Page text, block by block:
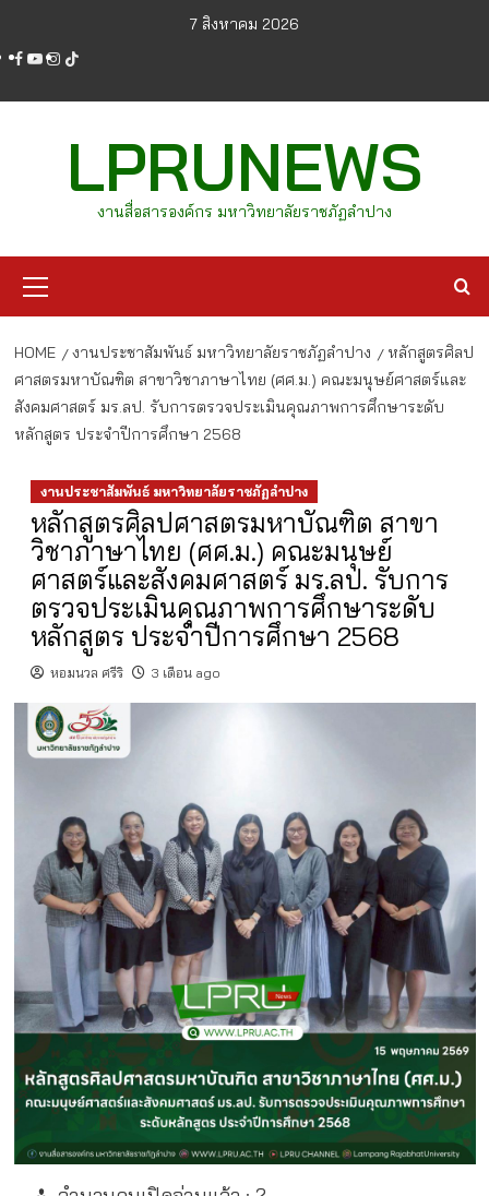
content
7 สิงหาคม 2026
facebook
youtube
instagram
tiktok
LPRUNEWS
งานสื่อสารองค์กร มหาวิทยาลัยราชภัฏลำปาง
Menu
HOME งานประชาสัมพันธ์ มหาวิทยาลัยราชภัฏลำปาง
หลักสูตรศิลป
ศาสตรมหาบัณฑิต สาขาวิชาภาษาไทย (ศศ.ม.) คณะมนุษย์ศาสตร์และ
สังคมศาสตร์ มร.ลป. รับการตรวจประเมินคุณภาพการศึกษาระดับ
หลักสูตร ประจำปีการศึกษา 2568
งานประชาสัมพันธ์ มหาวิทยาลัยราชภัฏลำปาง
หลักสูตรศิลปศาสตรมหาบัณฑิต สาขา
วิชาภาษาไทย (ศศ.ม.) คณะมนุษย์
ศาสตร์และสังคมศาสตร์ มร.ลป. รับการ
ตรวจประเมินคุณภาพการศึกษาระดับ
หลักสูตร ประจำปีการศึกษา 2568
หอมนวล ศรีริ 3 เดือน ago